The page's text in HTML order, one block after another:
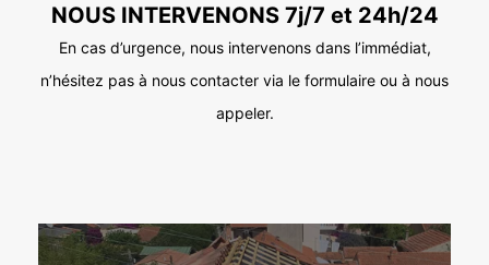
NOUS INTERVENONS 7j/7 et 24h/24
En cas d’urgence, nous intervenons dans l’immédiat,
n’hésitez pas à nous contacter via le formulaire ou à nous
appeler.